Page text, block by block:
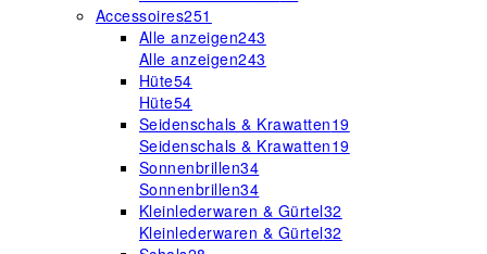
Accessoires251
Alle anzeigen243
Alle anzeigen243
Hüte54
Hüte54
Seidenschals & Krawatten19
Seidenschals & Krawatten19
Sonnenbrillen34
Sonnenbrillen34
Kleinlederwaren & Gürtel32
Kleinlederwaren & Gürtel32